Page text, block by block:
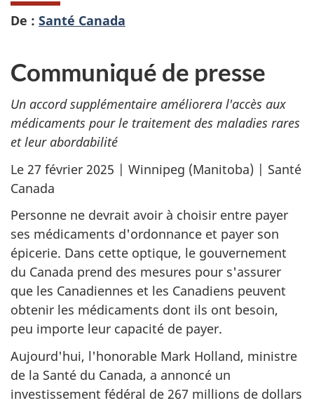
De : Santé Canada
Communiqué de presse
Un accord supplémentaire améliorera l'accès aux
médicaments pour le traitement des maladies rares
et leur abordabilité
Le 27 février 2025 | Winnipeg (Manitoba) | Santé
Canada
Personne ne devrait avoir à choisir entre payer
ses médicaments d'ordonnance et payer son
épicerie. Dans cette optique, le gouvernement
du Canada prend des mesures pour s'assurer
que les Canadiennes et les Canadiens peuvent
obtenir les médicaments dont ils ont besoin,
peu importe leur capacité de payer.
Aujourd'hui, l'honorable Mark Holland, ministre
de la Santé du Canada, a annoncé un
investissement fédéral de 267 millions de dollars